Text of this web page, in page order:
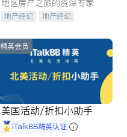
地区房产之旅的资深专家
地产经纪
地产经纪
商铺租售
精英会员
美国活动/折扣小助手
iTalkBB精英认证